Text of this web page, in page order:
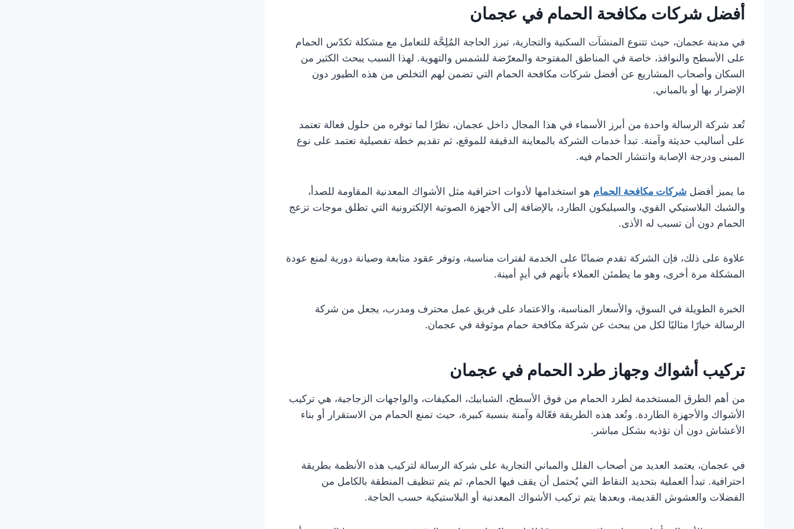
أفضل شركات مكافحة الحمام في عجمان
في مدينة عجمان، حيث تتنوع المنشآت السكنية والتجارية، تبرز الحاجة المُلِحَّة للتعامل مع مشكلة تكدّس الحمام
على الأسطح والنوافذ، خاصة في المناطق المفتوحة والمعرّضة للشمس والتهوية. لهذا السبب يبحث الكثير من
السكان وأصحاب المشاريع عن أفضل شركات مكافحة الحمام التي تضمن لهم التخلص من هذه الطيور دون
الإضرار بها أو بالمباني.
تُعد شركة الرسالة واحدة من أبرز الأسماء في هذا المجال داخل عجمان، نظرًا لما توفره من حلول فعالة تعتمد
على أساليب حديثة وآمنة. تبدأ خدمات الشركة بالمعاينة الدقيقة للموقع، ثم تقديم خطة تفصيلية تعتمد على نوع
المبنى ودرجة الإصابة وانتشار الحمام فيه.
ما يميز أفضلشركات مكافحة الحمام هو استخدامها لأدوات احترافية مثل الأشواك المعدنية المقاومة للصدأ،
والشبك البلاستيكي القوي، والسيليكون الطارد، بالإضافة إلى الأجهزة الصوتية الإلكترونية التي تطلق موجات تزعج
الحمام دون أن تسبب له الأذى.
علاوة على ذلك، فإن الشركة تقدم ضمانًا على الخدمة لفترات مناسبة، وتوفر عقود متابعة وصيانة دورية لمنع عودة
المشكلة مرة أخرى، وهو ما يطمئن العملاء بأنهم في أيدٍ أمينة.
الخبرة الطويلة في السوق، والأسعار المناسبة، والاعتماد على فريق عمل محترف ومدرب، يجعل من شركة
الرسالة خيارًا مثاليًا لكل من يبحث عن شركة مكافحة حمام موثوقة في عجمان.
تركيب أشواك وجهاز طرد الحمام في عجمان
من أهم الطرق المستخدمة لطرد الحمام من فوق الأسطح، الشبابيك، المكيفات، والواجهات الزجاجية، هي تركيب
الأشواك والأجهزة الطاردة. وتُعد هذه الطريقة فعّالة وآمنة بنسبة كبيرة، حيث تمنع الحمام من الاستقرار أو بناء
الأعشاش دون أن تؤذيه بشكل مباشر.
في عجمان، يعتمد العديد من أصحاب الفلل والمباني التجارية على شركة الرسالة لتركيب هذه الأنظمة بطريقة
احترافية. تبدأ العملية بتحديد النقاط التي يُحتمل أن يقف فيها الحمام، ثم يتم تنظيف المنطقة بالكامل من
الفضلات والعشوش القديمة، وبعدها يتم تركيب الأشواك المعدنية أو البلاستيكية حسب الحاجة.